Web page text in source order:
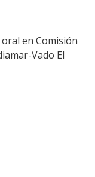
en Comisión
Vado El